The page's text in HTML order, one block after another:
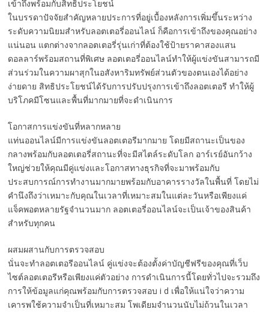
เข้าถึงพร้อมกับสิทธิประโยชน์
ในบรรดาปัจจัยสำคัญหลายประการที่อยู่เบื้องหลังการเพิ่มขึ้นระหว่าง
ระดับความนิยมสำหรับลอตเตอรี่ออนไลน์ ก็คือการเข้าถึงของคุณอย่าง
แน่นอน แตกต่างจากลอตเตอรี่รุ่นเก่าที่ต้องใช้ป้ายราคาสองแสน
ดอลลาร์พร้อมสถานที่พิเศษ ลอตเตอรี่ออนไลน์ทำให้ผู้แข่งขันสามารถมี
ส่วนร่วมในความผาสุกในอสังหาริมทรัพย์ส่วนตัวของตนเองได้อย่าง
ง่ายดาย สิทธิประโยชน์ได้รับการปรับปรุงการเข้าถึงลอตเตอรี ทำให้ผู้
บริโภคมีโซนและพื้นที่มากมายที่จะดำเนินการ
โอกาสการแข่งขันที่หลากหลาย
แท่นออนไลน์มีการแข่งขันลอตเตอรีมากมาย โดยมีสถานะเป็นของ
กลางพร้อมกับลอตเตอรี่สถานะที่จะมีสไตล์ระดับโลก อาร์เรย์อันกว้าง
ใหญ่ช่วยให้คุณมีคู่แข่งและโอกาสทางธุรกิจที่จะมาพร้อมกับ
ประสบการณ์การทำงานมากมายพร้อมกับอาคารรางวัลในพื้นที่ โดยไม่
คำนึงถึงว่าเหมาะกับคุณในเวลาที่เหมาะสมในแต่ละวันหรือเพียงแค่
แจ็คพอตหลายรัฐจำนวนมาก ลอตเตอรี่ออนไลน์จะเป็นเจ้าของสินค้า
สำหรับทุกคน
ผสมผสานกับการตรวจสอบ
นั่นจะทำลอตเตอรีออนไลน์ คู่แข่งจะต้องตั้งค่าบัญชีฟรีของคุณที่เว็บ
ไซต์ลอตเตอรีหรือเพียงแค่ตัวอย่าง การดำเนินการนี้โดยทั่วไปจะรวมถึง
การให้ข้อมูลแก่คุณพร้อมกับการตรวจสอบ i d เพื่อให้แน่ใจว่าความ
เคารพใช้ความจำเป็นที่เหมาะสม โพเดียมจำนวนนับไม่ถ้วนในเวลา